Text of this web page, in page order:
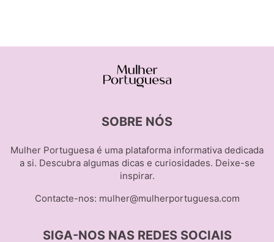
SOBRE NÓS
Mulher Portuguesa é uma plataforma informativa dedicada
a si. Descubra algumas dicas e curiosidades. Deixe-se
inspirar.
Contacte-nos: mulher@mulherportuguesa.com
SIGA-NOS NAS REDES SOCIAIS